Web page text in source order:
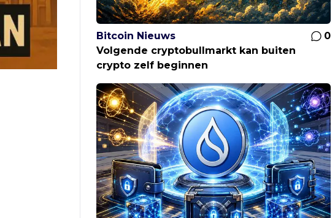
Bitcoin Nieuws
0
Volgende cryptobullmarkt kan buiten
crypto zelf beginnen